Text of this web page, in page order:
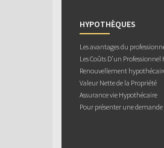
HYPOTHÈQUES
Les avantages du
Les Coûts D’un
Renouvellement
Valeur Nette de la Propriété
Assurance vie Hypothécaire
Pour présenter une demande